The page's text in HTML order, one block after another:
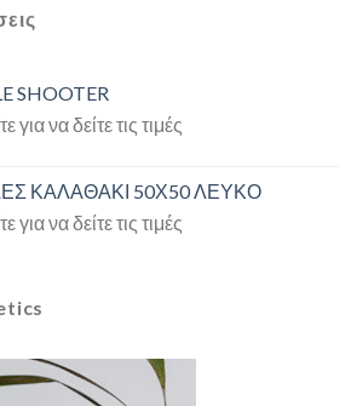
SHOOTER
για να δείτε τις τιμές
ΚΑΛΑΘΑΚΙ 50Χ50 ΛΕΥΚΟ
για να δείτε τις τιμές